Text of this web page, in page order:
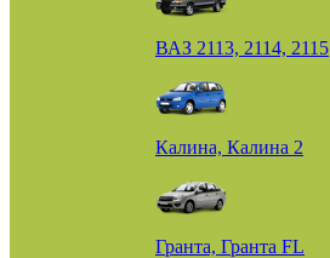
ВАЗ 2113, 2114, 2115
Калина, Калина 2
Гранта, Гранта FL